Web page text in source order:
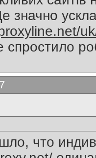
значно
что